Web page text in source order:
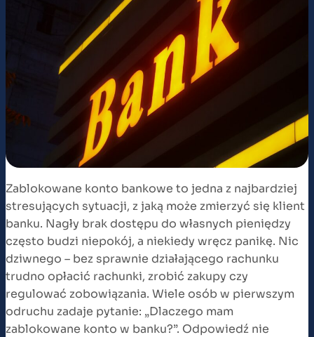
Zablokowane konto bankowe to jedna z najbardziej
stresujących sytuacji, z jaką może zmierzyć się klient
banku. Nagły brak dostępu do własnych pieniędzy
często budzi niepokój, a niekiedy wręcz panikę. Nic
dziwnego – bez sprawnie działającego rachunku
trudno opłacić rachunki, zrobić zakupy czy
regulować zobowiązania. Wiele osób w pierwszym
odruchu zadaje pytanie: „Dlaczego mam
zablokowane konto w banku?”. Odpowiedź nie